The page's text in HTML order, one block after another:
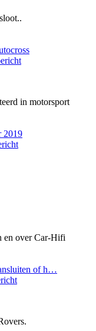
in motorsport
2019
en over Car-Hifi
of h…